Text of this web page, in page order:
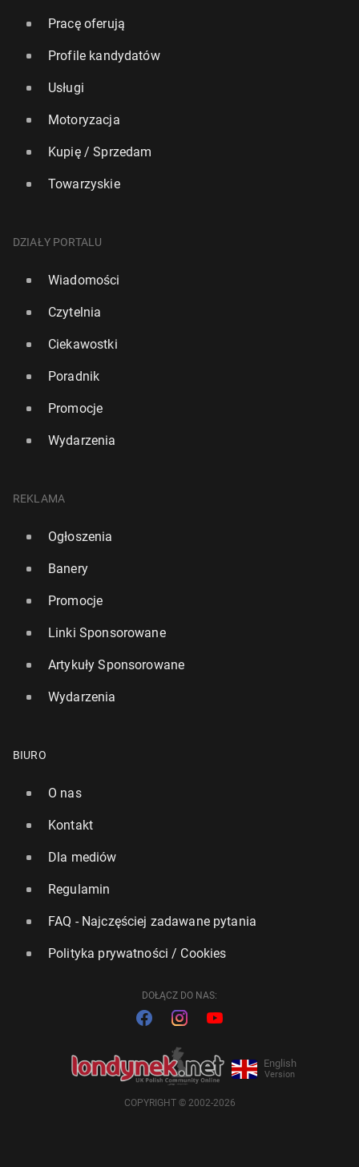
Pracę oferują
Profile kandydatów
Usługi
Motoryzacja
Kupię / Sprzedam
Towarzyskie
DZIAŁY PORTALU
Wiadomości
Czytelnia
Ciekawostki
Poradnik
Promocje
Wydarzenia
REKLAMA
Ogłoszenia
Banery
Promocje
Linki Sponsorowane
Artykuły Sponsorowane
Wydarzenia
BIURO
O nas
Kontakt
Dla mediów
Regulamin
FAQ - Najczęściej zadawane pytania
Polityka prywatności / Cookies
DOŁĄCZ DO NAS:
English
Version
COPYRIGHT © 2002-2026